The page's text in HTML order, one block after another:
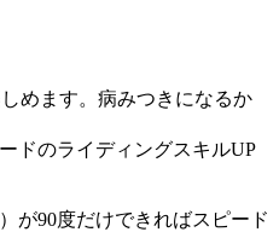
めます。病みつきになるか
ドのライディングスキルUP
が90度だけできればスピード